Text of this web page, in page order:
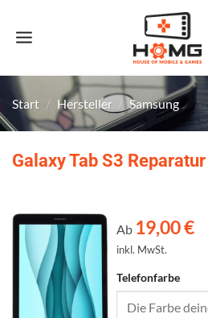
Inhalt
Start / Hersteller / Samsung
Galaxy Tab S3 Reparatur
Telefonfarbe
Ab 19,00€
inkl. MwSt.